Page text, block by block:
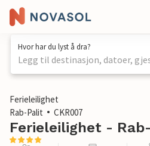
Hvor har du lyst å dra?
Legg til destinasjon, datoer,
1 / 21
Ferieleilighet
Rab-Palit
CKR007
Ferieleilighet -